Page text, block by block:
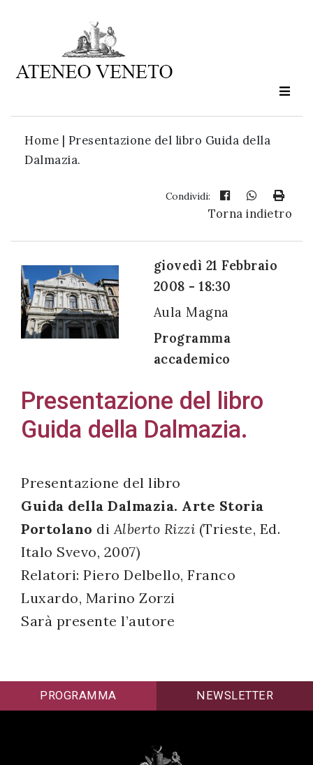
Home | Presentazione del libro Guida della
Dalmazia.
Condividi:
Torna indietro
giovedì 21 Febbraio
2008 - 18:30
Aula Magna
Programma
accademico
Presentazione del libro
Guida della Dalmazia.
Presentazione del libro
Guida della Dalmazia. Arte Storia
Portolano diAlberto Rizzi (Trieste, Ed.
Italo Svevo, 2007)
Relatori: Piero Delbello, Franco
Luxardo, Marino Zorzi
Sarà presente l’autore
Ateneo
è
cultura
Acconsento
all'uso dei
miei dati
con il
decreto
legislativo
196/03
Registrazione
avvenuta con
PROGRAMMA NEWSLETTER